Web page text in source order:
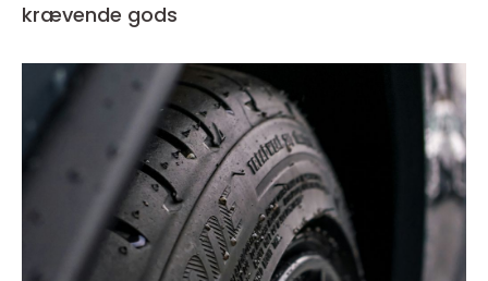
krævende gods